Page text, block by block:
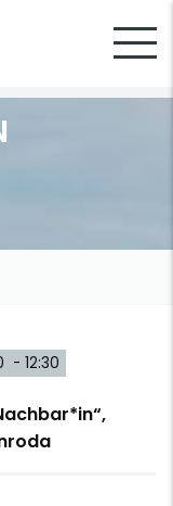
- 12:30